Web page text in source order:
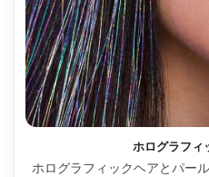
ホログラフィ
ホログラフィックヘアとパー